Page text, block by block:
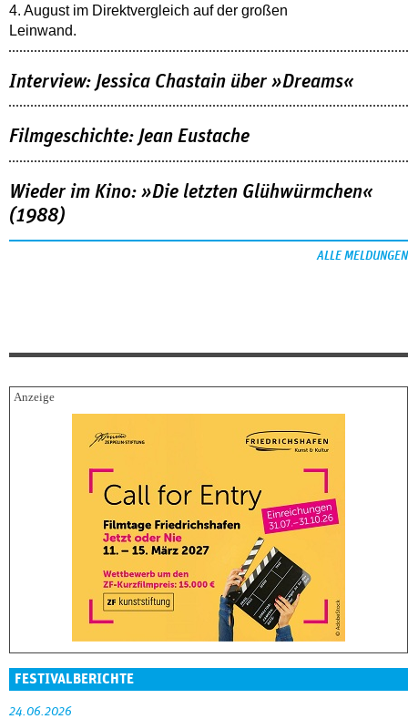
4. August im Direktvergleich auf der großen
Leinwand.
Interview: Jessica Chastain über »Dreams«
Filmgeschichte: Jean Eustache
Wieder im Kino: »Die letzten Glühwürmchen«
(1988)
ALLE MELDUNGEN
FESTIVALBERICHTE
24.06.2026